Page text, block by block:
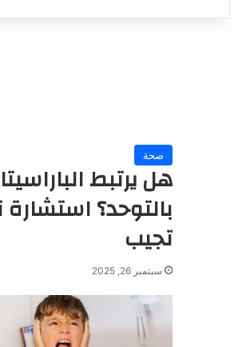
صحة
هل يرتبط
بالتوحد؟
تجيب
سبتمبر 26, 2025